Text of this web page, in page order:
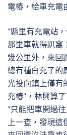
電樁，給車充電
“縣里有充電站
那里車就得趴窩
幾公里外，來回
總有種白充了的
光投向鎮上僅有
充樁”，林興算
“只能把車開過
上一查，發現這